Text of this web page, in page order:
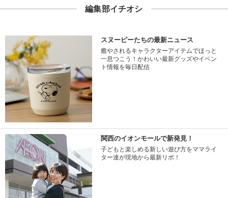
編集部イチオシ
スヌーピーたちの最新ニュース
癒やされるキャラクターアイテムでほっと
一息つこう！かわいい最新グッズやイベン
ト情報を毎日配信
関西のイオンモールで新発見！
子どもと楽しめる新しい遊び方をママライ
ター達が現地から最新リポ！